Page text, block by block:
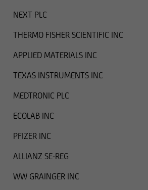
NEXT PLC
THERMO FISHER SCIENTIFIC INC
APPLIED MATERIALS INC
TEXAS INSTRUMENTS INC
MEDTRONIC PLC
ECOLAB INC
PFIZER INC
ALLIANZ SE-REG
WW GRAINGER INC
possono essere pertanto
statunitensi o ad altri soggetti
debba essere registrata ai sensi